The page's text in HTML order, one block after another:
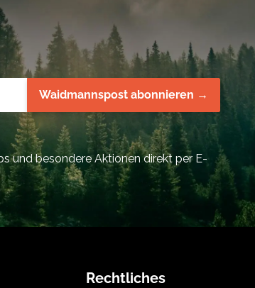
Waidmannspost abonnieren →
und besondere Aktionen direkt per E-
Rechtliches